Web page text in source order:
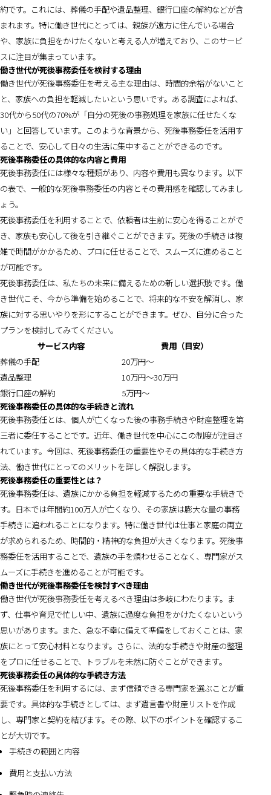
約です。これには、葬儀の手配や遺品整理、銀行口座の解約などが含
まれます。特に働き世代にとっては、親族が遠方に住んでいる場合
や、家族に負担をかけたくないと考える人が増えており、このサービ
スに注目が集まっています。
働き世代が死後事務委任を検討する理由
働き世代が死後事務委任を考える主な理由は、時間的余裕がないこと
と、家族への負担を軽減したいという思いです。ある調査によれば、
30代から50代の70%が「自分の死後の事務処理を家族に任せたくな
い」と回答しています。このような背景から、死後事務委任を活用す
ることで、安心して日々の生活に集中することができるのです。
死後事務委任の具体的な内容と費用
死後事務委任には様々な種類があり、内容や費用も異なります。以下
の表で、一般的な死後事務委任の内容とその費用感を確認してみまし
ょう。
死後事務委任を利用することで、依頼者は生前に安心を得ることがで
き、家族も安心して後を引き継ぐことができます。死後の手続きは複
雑で時間がかかるため、プロに任せることで、スムーズに進めること
が可能です。
死後事務委任は、私たちの未来に備えるための新しい選択肢です。働
き世代こそ、今から準備を始めることで、将来的な不安を解消し、家
族に対する思いやりを形にすることができます。ぜひ、自分に合った
プランを検討してみてください。
サービス内容
費用（目安）
葬儀の手配
20万円〜
遺品整理
10万円〜30万円
銀行口座の解約
5万円〜
死後事務委任の具体的な手続きと流れ
死後事務委任とは、個人が亡くなった後の事務手続きや財産整理を第
三者に委任することです。近年、働き世代を中心にこの制度が注目さ
れています。今回は、死後事務委任の重要性やその具体的な手続き方
法、働き世代にとってのメリットを詳しく解説します。
死後事務委任の重要性とは？
死後事務委任は、遺族にかかる負担を軽減するための重要な手続きで
す。日本では年間約100万人が亡くなり、その家族は膨大な量の事務
手続きに追われることになります。特に働き世代は仕事と家庭の両立
が求められるため、時間的・精神的な負担が大きくなります。死後事
務委任を活用することで、遺族の手を煩わせることなく、専門家がス
ムーズに手続きを進めることが可能です。
働き世代が死後事務委任を検討すべき理由
働き世代が死後事務委任を考えるべき理由は多岐にわたります。ま
ず、仕事や育児で忙しい中、遺族に過度な負担をかけたくないという
思いがあります。また、急な不幸に備えて準備をしておくことは、家
族にとって安心材料となります。さらに、法的な手続きや財産の整理
をプロに任せることで、トラブルを未然に防ぐことができます。
死後事務委任の具体的な手続き方法
死後事務委任を利用するには、まず信頼できる専門家を選ぶことが重
要です。具体的な手続きとしては、まず遺言書や財産リストを作成
し、専門家と契約を結びます。その際、以下のポイントを確認するこ
とが大切です。
手続きの範囲と内容
費用と支払い方法